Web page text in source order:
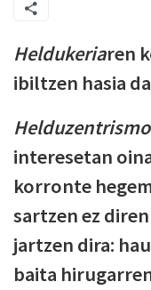
Heldukeriaren
ibiltzen hasia
interesetan
korronte
sartzen ez
jartzen dira:
baita